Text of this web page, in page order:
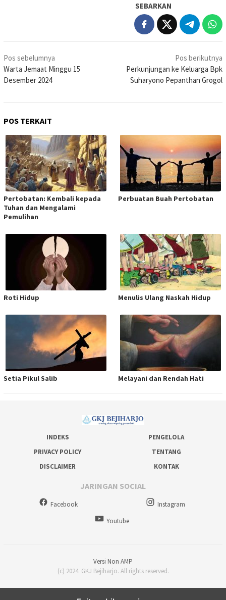
SEBARKAN
Navigasi
pos
Pos sebelumnya
Warta Jemaat Minggu 15
Desember 2024
Pos berikutnya
Perkunjungan ke Keluarga Bpk
Suharyono Pepanthan Grogol
POS TERKAIT
Pertobatan: Kembali kepada
Tuhan dan Mengalami
Pemulihan
Perbuatan Buah Pertobatan
Roti Hidup Menulis Ulang Naskah Hidup
Setia Pikul Salib Melayani dan Rendah Hati
INDEKS
PENGELOLA
PRIVACY POLICY
TENTANG
DISCLAIMER
KONTAK
JARINGAN SOCIAL
Facebook
Instagram
Youtube
Versi Non AMP
(c) 2024. GKJ Bejiharjo. All rights reserved.